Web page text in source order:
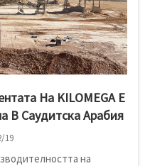
На KILOMEGA Е
В Саудитска Арабия
19
на